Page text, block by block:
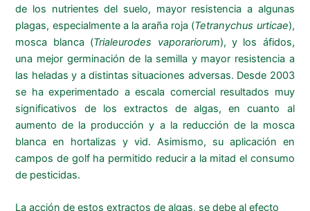
de los nutrientes del suelo, mayor resistencia a algunas
plagas, especialmente a la araña roja (Tetranychus urticae),
mosca blanca (Trialeurodes vaporariorum), y los áfidos,
una mejor germinación de la semilla y mayor resistencia a
las heladas y a distintas situaciones adversas. Desde 2003
se ha experimentado a escala comercial resultados muy
significativos de los extractos de algas, en cuanto al
aumento de la producción y a la reducción de la mosca
blanca en hortalizas y vid. Asimismo, su aplicación en
campos de golf ha permitido reducir a la mitad el consumo
de pesticidas.
La acción de estos extractos de algas, se debe al efecto